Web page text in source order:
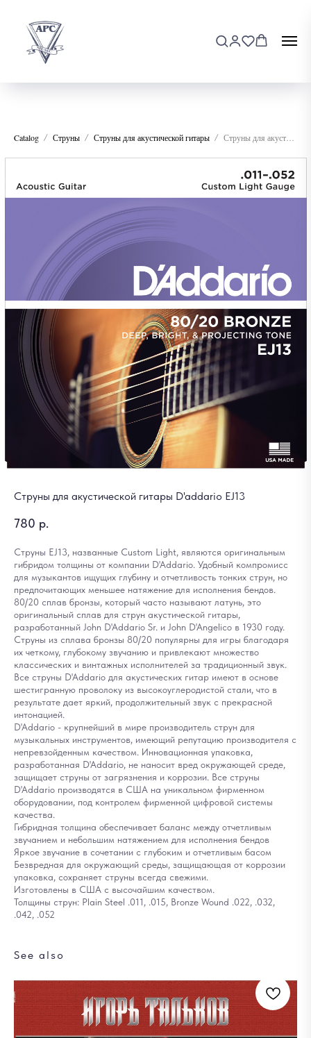
Catalog Струны Струны для акустической гитары
Струны для акустической гитары D'addario EJ13
780 р.
Струны EJ13, названные Custom Light, являются оригинальным
гибридом толщины от компании D'Addario. Удобный компромисс
для музыкантов ищущих глубину и отчетливость тонких струн, но
предпочитающих меньшее натяжение для исполнения бендов.
80/20 сплав бронзы, который часто называют латунь, это
оригинальный сплав для струн акустической гитары,
разработанный John D'Addario Sr. и John D'Angelico в 1930 году.
Струны из сплава бронзы 80/20 популярны для игры благодаря
их четкому, глубокому звучанию и привлекают множество
классических и винтажных исполнителей за традиционный звук.
Все струны D'Addario для акустических гитар имеют в основе
шестигранную проволоку из высокоуглеродистой стали, что в
результате дает яркий, продолжительный звук с прекрасной
интонацией.
D'Addario - крупнейший в мире производитель струн для
музыкальных инструментов, имеющий репутацию производителя с
непревзойденным качеством. Инновационная упаковка,
разработанная D'Addario, не наносит вред окружающей среде,
защищает струны от загрязнения и коррозии. Все струны
D'Addario производятся в США на уникальном фирменном
оборудовании, под контролем фирменной цифровой системы
качества.
Гибридная толщина обеспечивает баланс между отчетливым
звучанием и небольшим натяжением для исполнения бендов
Яркое звучание в сочетании с глубоким и отчетливым басом
Безвредная для окружающий среды, защищающая от коррозии
упаковка, сохраняет струны всегда свежими.
Изготовлены в США с высочайшим качеством.
Толщины струн: Plain Steel .011, .015, Bronze Wound .022, .032,
.042, .052
See also